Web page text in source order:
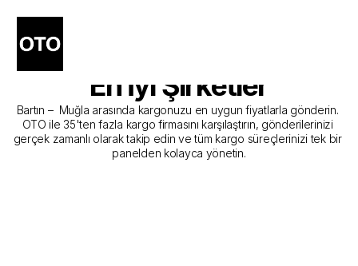
Bartın - Muğla Kargo
Gönderim Hizmeti Sunan
En İyi Şirketler
Bartın –  Muğla arasında kargonuzu en uygun fiyatlarla gönderin.
OTO ile 35'ten fazla kargo firmasını karşılaştırın, gönderilerinizi
gerçek zamanlı olarak takip edin ve tüm kargo süreçlerinizi tek bir
panelden kolayca yönetin.